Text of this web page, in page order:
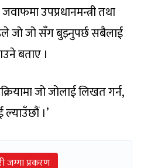
उपप्रधानमन्त्री तथा
जो जो सँग बुझ्नुपर्छ सबैलाई
बताए ।
जो जोलाई लिखत गर्न,
।’
जग्गा प्रकरण